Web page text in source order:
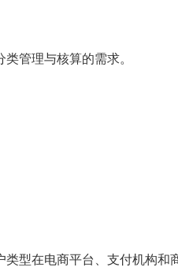
管理与核算的需求。
型在电商平台、支付机构和